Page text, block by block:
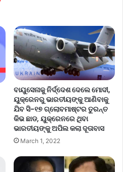
ବାୟୁସେନାକୁ ନିର୍ଦ୍ଦେଶ ଦେଲେ ମୋଦୀ,
ୟୁକ୍ରେନରୁ ଭାରତୀୟଙ୍କୁ ଆଣିବାକୁ
ଯିବ ସି-୧୭ ଗ୍ଲୋବମାଷ୍ଟର ତୁରନ୍ତ
କିଭ ଛାଡ, ୟୁକ୍ରେନରେ ଥିବା
ଭାରତୀୟଙ୍କୁ ଅପିଲ କଲା ଦୂତାବାସ
March 1, 2022